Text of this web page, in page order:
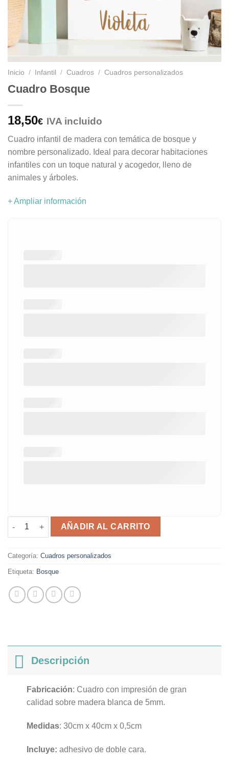
Inicio / Infantil / Cuadros / Cuadros personalizados
Cuadro Bosque
18,50€ IVA incluido
Cuadro infantil de madera con temática de bosque y
nombre personalizado. Ideal para decorar habitaciones
infantiles con un toque natural y acogedor, lleno de
animales y árboles.
+ Ampliar información
Cuadro Bosque cantidad
AÑADIR AL CARRITO
Categoría: Cuadros personalizados
Etiqueta: Bosque
Descripción
Fabricación: Cuadro con impresión de gran
calidad sobre madera blanca de 5mm.
Medidas: 30cm x 40cm x 0,5cm
Incluye: adhesivo de doble cara.